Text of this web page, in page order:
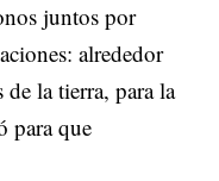
juntos por
alrededor
de la tierra, para la
para que